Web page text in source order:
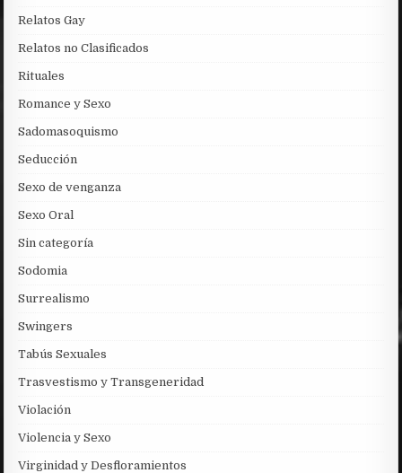
Relatos Gay
Relatos no Clasificados
Rituales
Romance y Sexo
Sadomasoquismo
Seducción
Sexo de venganza
Sexo Oral
Sin categoría
Sodomia
Surrealismo
Swingers
Tabús Sexuales
Trasvestismo y Transgeneridad
Violación
Violencia y Sexo
Virginidad y Desfloramientos